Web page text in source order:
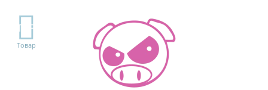
TOP
Товар